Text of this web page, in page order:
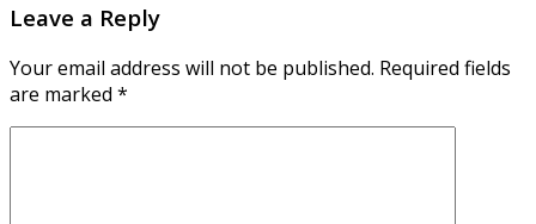
Leave a Reply
Your email address will not be published. Required fields
are marked *